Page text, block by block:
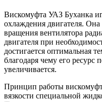
Вискомуфта УАЗ Буханка
охлаждения двигателя. Она
вращения вентилятора
двигателя при
достигается оптимальная
благодаря чему его ресурс
увеличивается.
Принцип работы
вязкости специальной